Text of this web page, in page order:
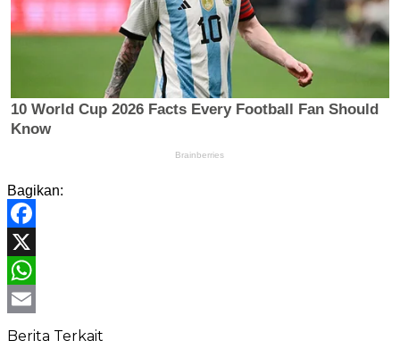
Bagikan:
Facebook
X
WhatsApp
Email
Berita Terkait